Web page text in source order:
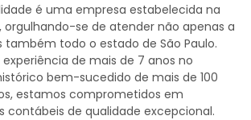
é uma empresa estabelecida na
orgulhando-se de atender não apenas a
também todo o estado de São Paulo.
de mais de 7 anos no
bem-sucedido de mais de 100
estamos comprometidos em
contábeis de qualidade excepcional.